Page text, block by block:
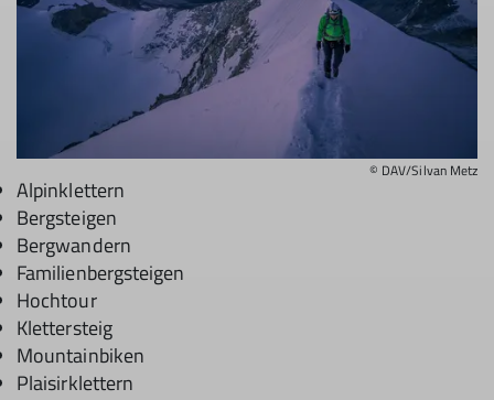
© DAV/Silvan Metz
Alpinklettern
Bergsteigen
Bergwandern
Familienbergsteigen
Hochtour
Klettersteig
Mountainbiken
Plaisirklettern